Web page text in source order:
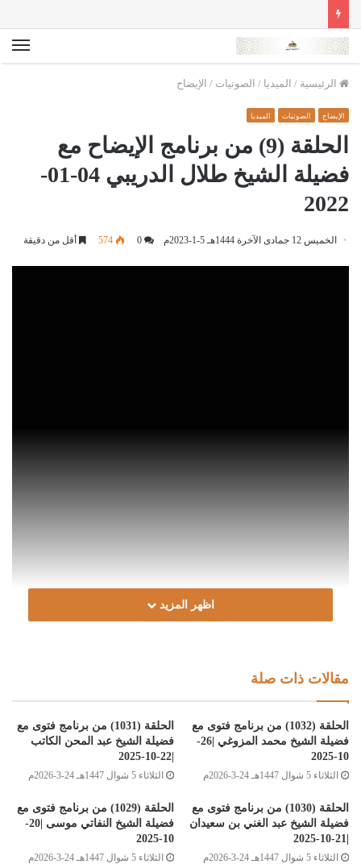
الرئيسية / الميديا / الصوتيات / الإيضاح
الإيضاح الصوتيات الميديا
الحلقة (9) من برنامج الإيضاح مع
فضيلة الشيخ طلال الدريبي 04-01-
2022
الخميس 12 جمادى الآخرة 1444هـ 5-1-2023م 0
574 أقل من دقيقة
Post Views: 930
الوسوم دار الافتاء الليبية
اظهر المزيد
مقالات ذات صلة
الحلقة (1032) من برنامج فتوى مع
فضيلة الشيخ محمد المزوغي |26-
10-2025
الثلاثاء 5 شوال 1447هـ 24-3-2026م
الحلقة (1031) من برنامج فتوى مع
فضيلة الشيخ عبد المحن الكاتب
الثلاثاء 5 شوال 1447هـ 24-3-2026م
الحلقة (1030) من برنامج فتوى مع
فضيلة الشيخ عبد الغني بن سعيدان
الثلاثاء 5 شوال 1447هـ 24-3-2026م
الحلقة (1029) من برنامج فتوى مع
فضيلة الشيخ النفاتي موسى |20-
10-2025
الثلاثاء 5 شوال 1447هـ 24-3-2026م